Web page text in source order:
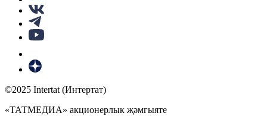
©2025 Intertat (Интертат)
«ТАТМЕДИА» акционерлык җәмгыяте